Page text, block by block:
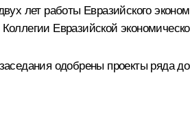
лет работы Евразийского
Евразийской
одобрены проекты ряда